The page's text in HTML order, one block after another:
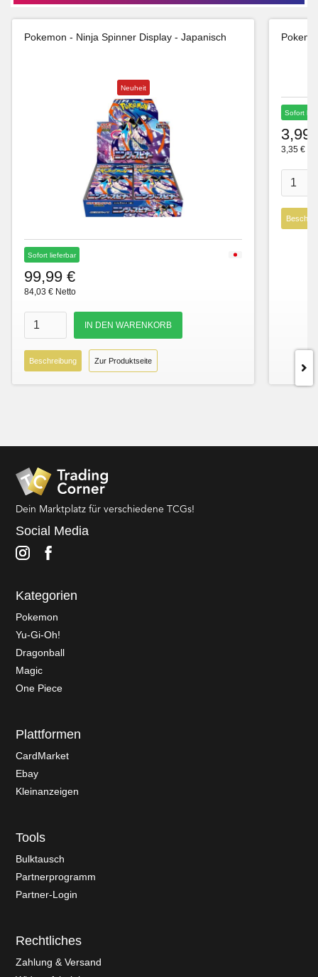
Pokemon - Ninja Spinner Display - Japanisch
Neuheit
Sofort lieferbar
99,99 €
84,03 € Netto
Beschreibung Zur Produktseite
Sofort
3,99
3,35 €
Dein Marktplatz für verschiedene TCGs!
Social Media
Kategorien
Pokemon
Yu-Gi-Oh!
Dragonball
Magic
One Piece
Plattformen
CardMarket
Ebay
Kleinanzeigen
Tools
Bulktausch
Partnerprogramm
Partner-Login
Rechtliches
Zahlung & Versand